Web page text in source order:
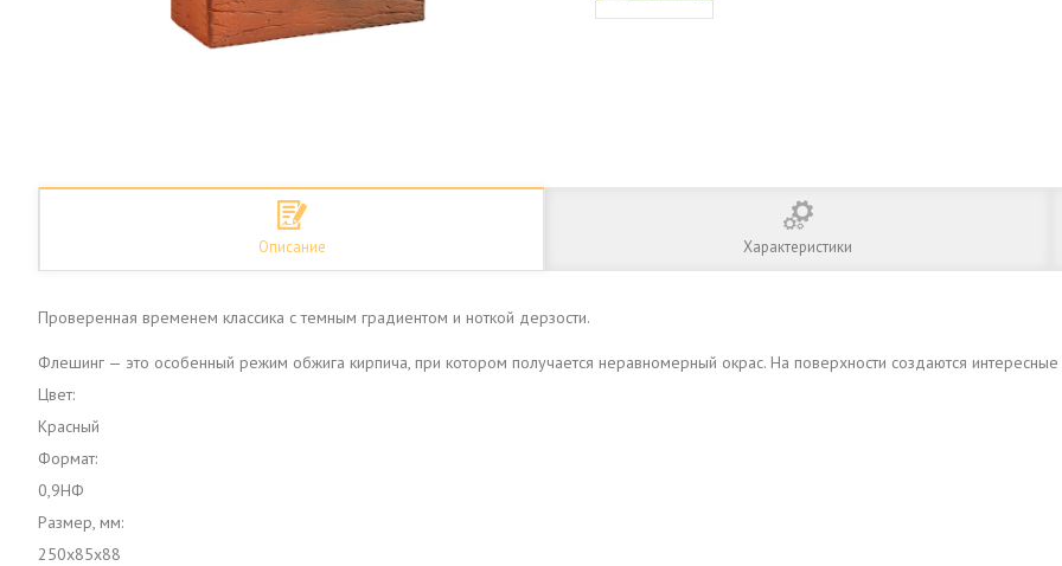
Описание Характеристики
Проверенная временем классика с темным градиентом и ноткой дерзости.
Флешинг — это особенный режим обжига кирпича, при котором получается неравномерный окрас. На поверхности создаются
Цвет:
Красный
Формат:
0,9НФ
Размер, мм:
250х85х88